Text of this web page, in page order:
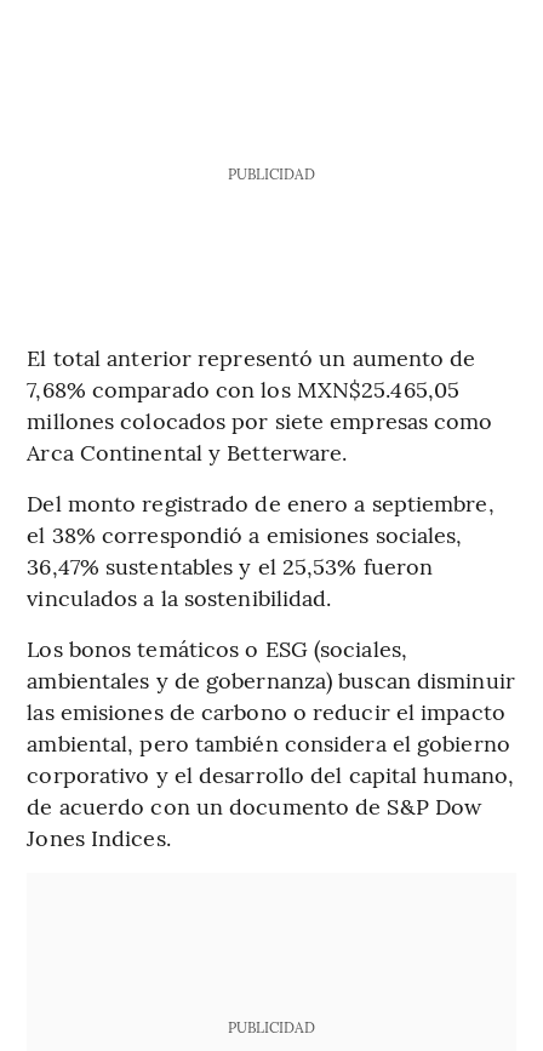
PUBLICIDAD
El total anterior representó un aumento de
7,68% comparado con los MXN$25.465,05
millones colocados por siete empresas como
Arca Continental y Betterware.
Del monto registrado de enero a septiembre,
el 38% correspondió a emisiones sociales,
36,47% sustentables y el 25,53% fueron
vinculados a la sostenibilidad.
Los bonos temáticos o ESG (sociales,
ambientales y de gobernanza) buscan disminuir
las emisiones de carbono o reducir el impacto
ambiental, pero también considera el gobierno
corporativo y el desarrollo del capital humano,
de acuerdo con un documento de S&P Dow
Jones Indices.
PUBLICIDAD